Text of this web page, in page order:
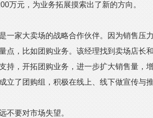
万元，为业务拓展摸索出了新的方向。
家大卖场的战略合作伙伴。因为销售压
点，比如团购业务。该经理找到卖场店长
持，开拓团购业务，进一步扩大销售量，
立了团购组，积极在线上、线下做宣传与
要对市场失望。